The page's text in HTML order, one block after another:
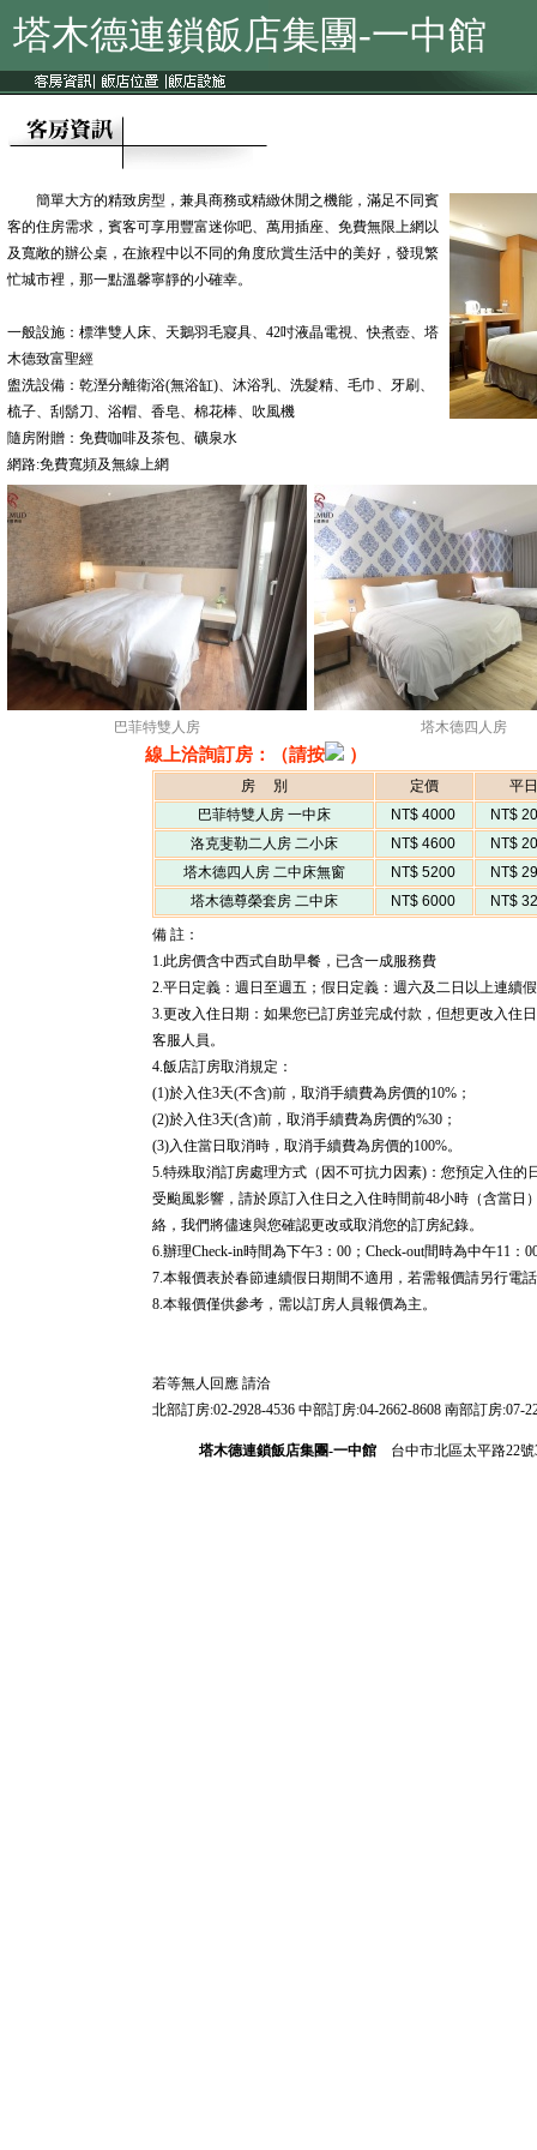
簡單大方的精致房型，兼具商務或精緻休閒之機能，滿足不同賓
客的住房需求，賓客可享用豐富迷你吧、萬用插座、免費無限上網以
及寬敞的辦公桌，在旅程中以不同的角度欣賞生活中的美好，發現繁
忙城市裡，那一點溫馨寧靜的小確幸。
一般設施：標準雙人床、天鵝羽毛寢具、42吋液晶電視、快煮壺、塔
木德致富聖經
盥洗設備：乾溼分離衛浴(無浴缸)、沐浴乳、洗髮精、毛巾、牙刷、
梳子、刮鬍刀、浴帽、香皂、棉花棒、吹風機
隨房附贈：免費咖啡及茶包、礦泉水
網路:免費寬頻及無線上網
巴菲特雙人房 塔木德四人房
線上洽詢訂房：（請按 ）
房 別 定價
平日
巴菲特雙人房 一中床
NT$ 4000
NT$
洛克斐勒二人房 二小床
NT$ 4600
NT$
塔木德四人房 二中床無窗
NT$ 5200
NT$
塔木德尊榮套房 二中床
NT$ 6000
NT$
備 註：
1.此房價含中西式自助早餐，已含一成服務費
2.平日定義：週日至週五；假日定義：週六及二日以上連續
3.更改入住日期：如果您已訂房並完成付款，但想更改入住
客服人員。
4.飯店訂房取消規定：
(1)於入住3天(不含)前，取消手續費為房價的10%；
(2)於入住3天(含)前，取消手續費為房價的%30；
(3)入住當日取消時，取消手續費為房價的100%。
5.特殊取消訂房處理方式（因不可抗力因素)：您預定入住的
受颱風影響，請於原訂入住日之入住時間前48小時（含當日
絡，我們將儘速與您確認更改或取消您的訂房紀錄。
6.辦理Check-in時間為下午3：00；Check-out間時為中午11：
7.本報價表於春節連續假日期間不適用，若需報價請另行電
8.本報價僅供參考，需以訂房人員報價為主。
若等無人回應 請洽
北部訂房:02-2928-4536 中部訂房:04-2662-8608 南部訂房:07-
塔木德連鎖飯店集團-一中館 台中市北區太平路22號
塔木德連鎖飯店集團-一中館